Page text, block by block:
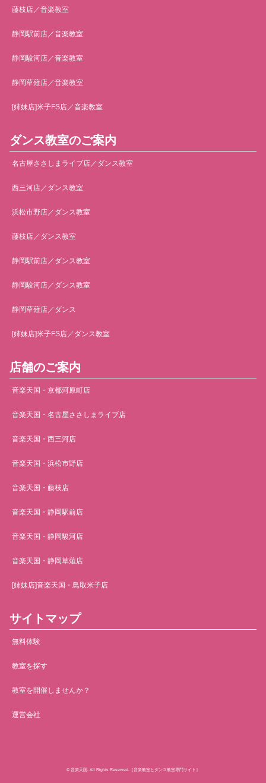
藤枝店／音楽教室
静岡駅前店／音楽教室
静岡駿河店／音楽教室
静岡草薙店／音楽教室
[姉妹店]米子FS店／音楽教室
ダンス教室のご案内
名古屋ささしまライブ店／ダンス教室
西三河店／ダンス教室
浜松市野店／ダンス教室
藤枝店／ダンス教室
静岡駅前店／ダンス教室
静岡駿河店／ダンス教室
静岡草薙店／ダンス
[姉妹店]米子FS店／ダンス教室
店舗のご案内
音楽天国・京都河原町店
音楽天国・名古屋ささしまライブ店
音楽天国・西三河店
音楽天国・浜松市野店
音楽天国・藤枝店
音楽天国・静岡駅前店
音楽天国・静岡駿河店
音楽天国・静岡草薙店
[姉妹店]音楽天国・鳥取米子店
サイトマップ
無料体験
教室を探す
教室を開催しませんか？
運営会社
© 音楽天国. All Rights Reserved.［音楽教室とダンス教室専門サイト］